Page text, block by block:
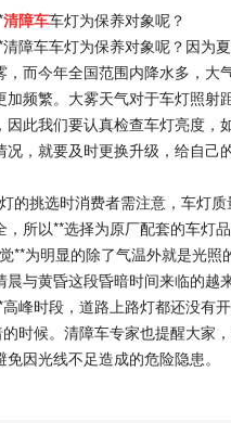
清障车车灯为保养对象呢？
车车灯为保养对象呢？因为
，而今年全国范围内降水多，大
加频繁。大雾天气对于车灯照射
此我们要认真检查车灯亮度，
况，就要及时更换升级，给自己
挑选时消费者需注意，车灯质
，所以**选择为原厂配套的车灯
为明显的除了气温外就是光照
晨与黄昏这段昏暗时间来临的越
峰时段，道路上路灯都还没有
时候。清障车专家也提醒大家
因光线不足造成的危险隐患。